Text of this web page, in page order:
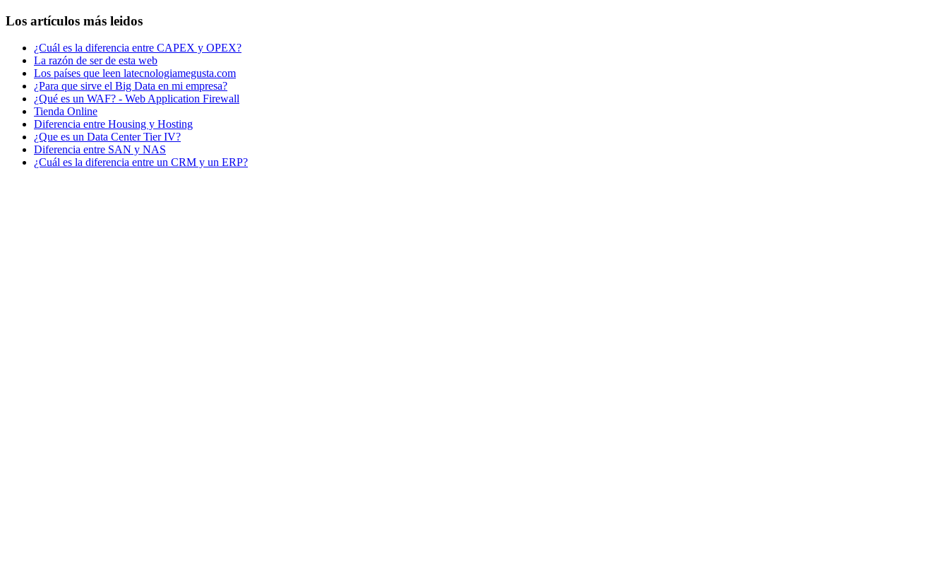
Los artículos más leidos
¿Cuál es la diferencia entre CAPEX y OPEX?
La razón de ser de esta web
Los países que leen latecnologiamegusta.com
¿Para que sirve el Big Data en mi empresa?
¿Qué es un WAF? - Web Application Firewall
Tienda Online
Diferencia entre Housing y Hosting
¿Que es un Data Center Tier IV?
Diferencia entre SAN y NAS
¿Cuál es la diferencia entre un CRM y un ERP?